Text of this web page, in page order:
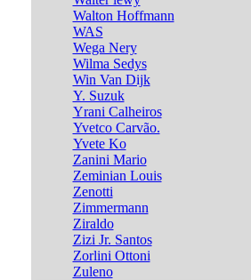
Walton Hoffmann
WAS
Wega Nery
Wilma Sedys
Win Van Dijk
Y. Suzuk
Yrani Calheiros
Yvetco Carvão.
Yvete Ko
Zanini Mario
Zeminian Louis
Zenotti
Zimmermann
Ziraldo
Zizi Jr. Santos
Zorlini Ottoni
Zuleno